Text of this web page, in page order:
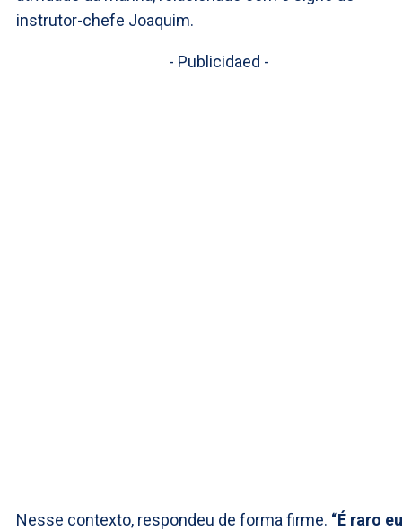
instrutor-chefe Joaquim.
- Publicidaed -
Nesse contexto, respondeu de forma firme. “É raro eu